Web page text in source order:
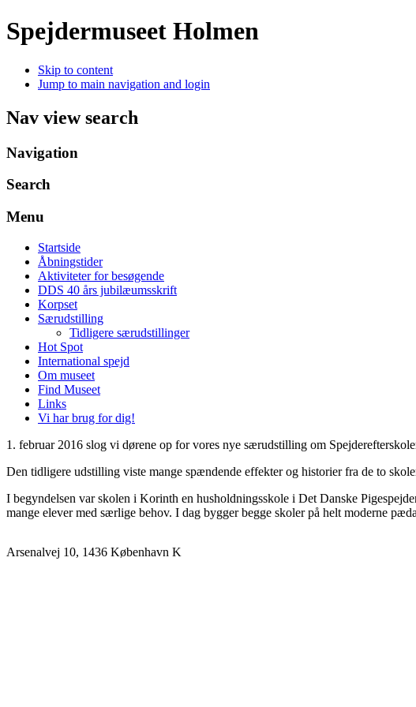
Spejdermuseet Holmen
Skip to content
Jump to main navigation and login
Nav view search
Navigation
Search
Menu
Startside
Åbningstider
Aktiviteter for besøgende
DDS 40 års jubilæumsskrift
Korpset
Særudstilling
Tidligere særudstillinger
Hot Spot
International spejd
Om museet
Find Museet
Links
Vi har brug for dig!
1. februar 2016 slog vi dørene op for vores nye særudstilling om
Den tidligere udstilling viste mange spændende effekter og historier fra de to
I begyndelsen var skolen i Korinth en husholdningsskole i Det Danske
mange elever med særlige behov. I dag bygger begge skoler på helt moderne
Arsenalvej 10, 1436 København K